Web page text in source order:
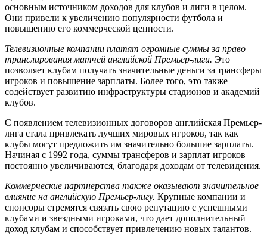
основным источником доходов для клубов и лиги в целом.
Они привели к увеличению популярности футбола и
повышению его коммерческой ценности.
Телевизионные компании платят огромные суммы за право
транслирования матчей английской Премьер-лиги. Это
позволяет клубам получать значительные деньги за трансферы
игроков и повышение зарплаты. Более того, это также
содействует развитию инфраструктуры стадионов и академий
клубов.
С появлением телевизионных договоров английская Премьер-
лига стала привлекать лучших мировых игроков, так как
клубы могут предложить им значительно большие зарплаты.
Начиная с 1992 года, суммы трансферов и зарплат игроков
постоянно увеличиваются, благодаря доходам от телевидения.
Коммерческие партнерства также оказывают значительное
влияние на английскую Премьер-лигу. Крупные компании и
спонсоры стремятся связать свою репутацию с успешными
клубами и звездными игроками, что дает дополнительный
доход клубам и способствует привлечению новых талантов.